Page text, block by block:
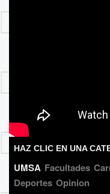
HAZ CLIC EN UNA
UMSA Facultades
Deportes Opinion